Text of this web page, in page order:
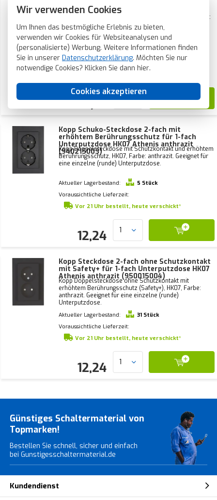
Wir verwenden Cookies
Um Ihnen das bestmögliche Erlebnis zu bieten,
verwenden wir Cookies für Websiteanalysen und
(personalisierte) Werbung. Weitere Informationen finden
Sie in unserer Datenschutzerklärung. Möchten Sie nur
notwendige Cookies? Klicken Sie dann hier.
Cookies akzeptieren
Unterputzdose HK07 Athenis anthrazit
(929515007)
Kopp Doppelsteckdose mit Schutzkontakt, HK07, Farbe:
anthrazit. Geeignet für eine einzelne (runde)
Unterputzdose.
Aktueller Lagerbestand:
26 Stück
Voraussichtliche Lieferzeit:
11,76
Kopp Schuko-Steckdose 2-fach mit
erhöhtem Berührungsschutz für 1-fach
Unterputzdose HK07 Athenis anthrazit
(940215003)
Kopp Doppelsteckdose mit Schutzkontakt und erhöhtem
Berührungsschutz, HK07, Farbe: anthrazit. Geeignet für
eine einzelne (runde) Unterputzdose.
Aktueller Lagerbestand:
5 Stück
Voraussichtliche Lieferzeit:
Vor 21 Uhr bestellt, heute verschickt*
12,24
Kopp Steckdose 2-fach ohne Schutzkontakt
mit Safety+ für 1-fach Unterputzdose HK07
Athenis anthrazit (950015004)
Kopp Doppelsteckdose ohne Schutzkontakt mit
erhöhtem Berührungsschutz (Safety+), HK07, Farbe:
anthrazit. Geeignet für eine einzelne (runde)
Unterputzdose.
Aktueller Lagerbestand:
31 Stück
Voraussichtliche Lieferzeit:
Vor 21 Uhr bestellt, heute verschickt*
12,24
Günstiges Schaltermaterial von
Topmarken!
Bestellen Sie schnell, sicher und einfach
bei Gunstigesschaltermaterial.de
Kundendienst